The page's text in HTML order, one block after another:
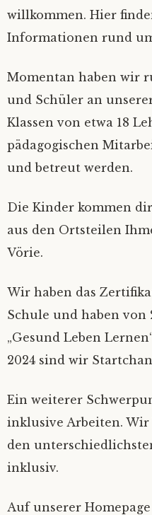
willkommen. Hier
Informationen rund
Momentan haben wir
und Schüler an
Klassen von etwa 18
pädagogischen
und betreut werden.
Die Kinder kommen
aus den Ortsteilen
Vörie.
Wir haben das
Schule und haben von
„Gesund Leben
2024 sind wir
Ein weiterer
inklusive Arbeiten.
den
inklusiv.
Auf unserer